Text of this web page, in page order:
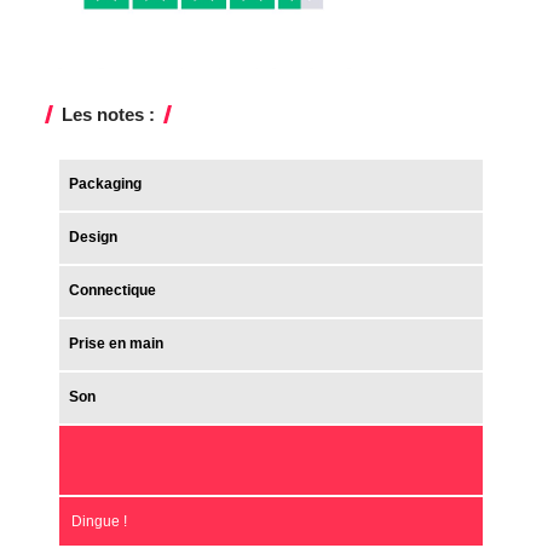
Les notes :
Packaging
Design
Connectique
Prise en main
Son
Dingue !